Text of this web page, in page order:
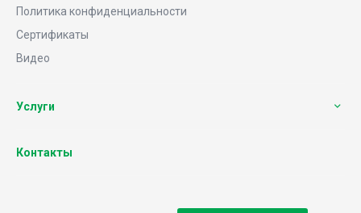
Политика конфиденциальности
Сертификаты
Видео
Услуги
Контакты